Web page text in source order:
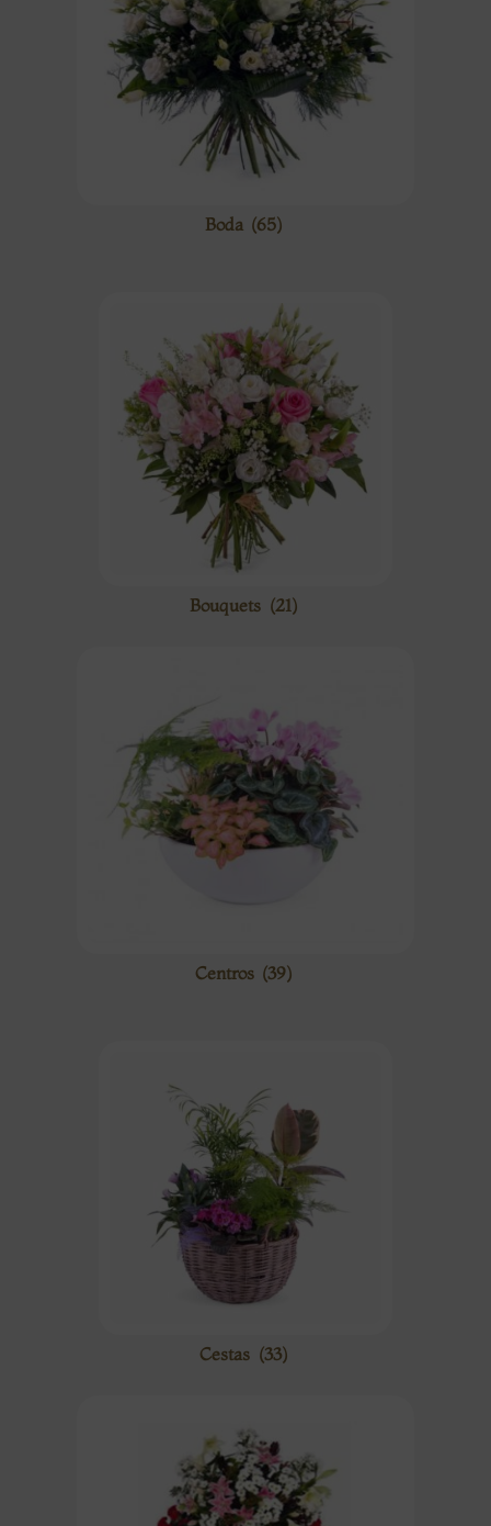
Boda (65)
Bouquets (21)
Centros (39)
Cestas (33)